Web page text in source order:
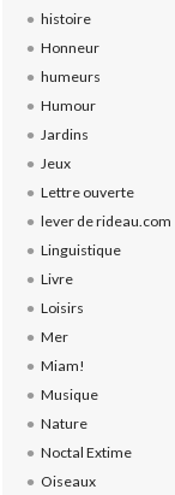
histoire
Honneur
humeurs
Humour
Jardins
Jeux
Lettre ouverte
lever de rideau.com
Linguistique
Livre
Loisirs
Mer
Miam!
Musique
Nature
Noctal Extime
Oiseaux